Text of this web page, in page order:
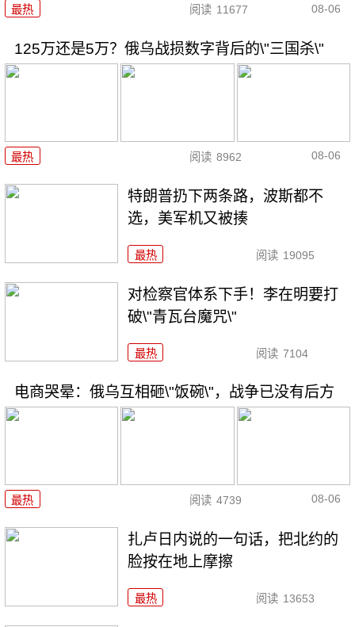
最热 阅读 11677 08-06
125万还是5万？俄乌战损数字背后的\"三国杀\"
最热 阅读 8962 08-06
特朗普扔下两条路，波斯都不
选，美军机又被揍
最热 阅读 19095
对检察官体系下手！李在明要打
破\"青瓦台魔咒\"
最热 阅读 7104
电商哭晕：俄乌互相砸\"饭碗\"，战争已没有后方
最热 阅读 4739 08-06
扎卢日内说的一句话，把北约的
脸按在地上摩擦
最热 阅读 13653